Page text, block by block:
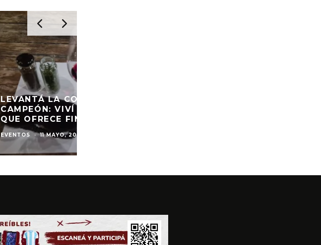
LEVANTÁ LA COPA COMO UN
CAMPEÓN: VIVÍ LA EXPERIENCIA
QUE OFRECE FINCA LA ANITA
EVENTOS · 11 MAYO, 2026